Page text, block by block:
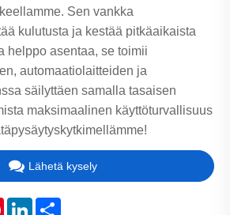
Sen vankka
kulutusta ja kestää pitkäaikaista
helppo asentaa, se toimii
automaatiolaitteiden ja
säilyttäen samalla tasaisen
maksimaalinen käyttöturvallisuus
Lähetä kysely
PinterestLinkedIn